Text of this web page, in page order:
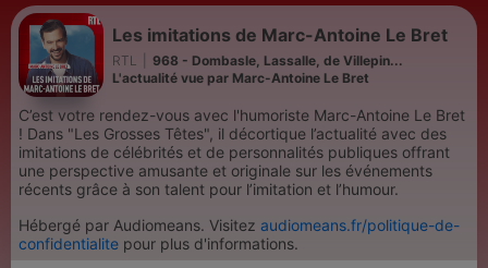
Les imitations de Marc-Antoine Le Bret
RTL
968 - Dombasle, Lassalle, de Villepin...
L'actualité vue par Marc-Antoine Le Bret
C’est votre rendez-vous avec l'humoriste Marc-Antoine Le Bret
! Dans "Les Grosses Têtes", il décortique l’actualité avec des
imitations de célébrités et de personnalités publiques offrant
une perspective amusante et originale sur les événements
récents grâce à son talent pour l’imitation et l’humour.
Hébergé par Audiomeans. Visitez audiomeans.fr/politique-de-
confidentialite pour plus d'informations.